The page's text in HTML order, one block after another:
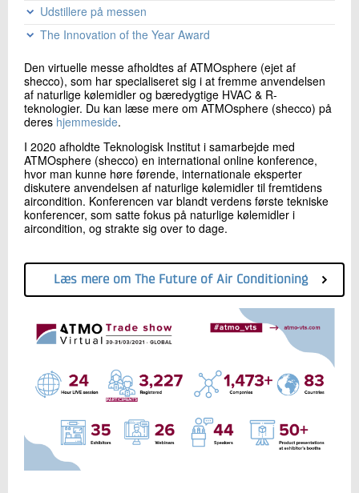
Udstillere på messen
Få et overblik over udstillerne på messen.
The Innovation of the Year Award
bronze - af det mest innovative produkt baseret på
naturlige kølemidler. Vinderne af The Innovation of the
Year Award findes blandt udstillerne på messen, og
førstepladsen gik i år til Carrier for deres POWERCO2OL
CO2 Rack System, andenpladsen til Danfoss for deres
til Alfa Laval for deres CB24 R290 Condenser.
Læs mere om vinderne og deres produkter
Den virtuelle messe afholdtes af ATMOsphere (ejet af
shecco), som har specialiseret sig i at fremme anvendelsen
af naturlige kølemidler og bæredygtige HVAC & R-
teknologier. Du kan læse mere om ATMOsphere (shecco) på
deres hjemmeside.
I 2020 afholdte Teknologisk Institut i samarbejde med
ATMOsphere (shecco) en international online konference,
hvor man kunne høre førende, internationale eksperter
diskutere anvendelsen af naturlige kølemidler til fremtidens
aircondition. Konferencen var blandt ​​verdens første tekniske
konferencer, som satte fokus på naturlige kølemidler i
aircondition, og strakte sig over to dage.
Læs mere om The Future of Air Conditioning